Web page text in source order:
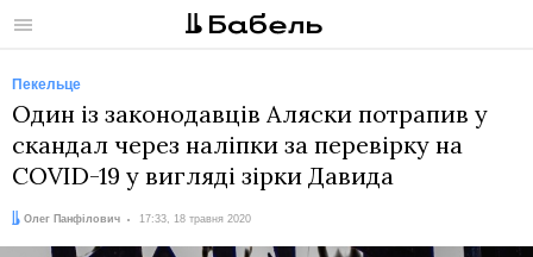
Меню
Пекельце
Один із законодавців Аляски потрапив у
скандал через наліпки за перевірку на
COVID-19 у вигляді зірки Давида
Автор:
Олег Панфілович
Дата: 17:33, 18 травня 2020